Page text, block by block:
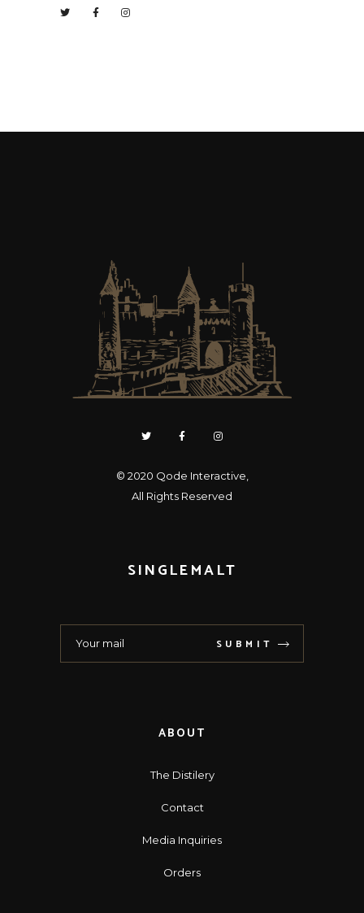
© 2020 Qode Interactive
All Rights Reserved
SINGLEMALT
SUBMIT
ABOUT
The Distilery
Contact
Media Inquiries
Orders